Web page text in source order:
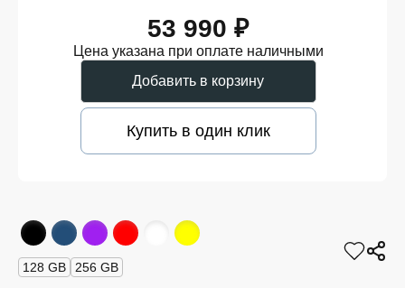
53 990 ₽
Цена указана при оплате наличными
Добавить в корзину
Купить в один клик
128 GB 256 GB